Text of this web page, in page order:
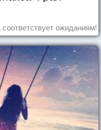
ожиданиям!